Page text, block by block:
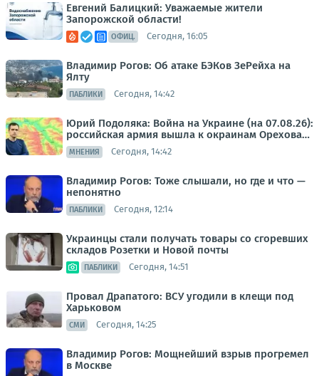
Евгений Балицкий: Уважаемые жители
Запорожской области!
ОФИЦ. Сегодня, 16:05
Владимир Рогов: Об атаке БЭКов ЗеРейха на
Ялту
ПАБЛИКИ Сегодня, 14:42
Юрий Подоляка: Война на Украине (на 07.08.26):
российская армия вышла к окраинам Орехова…
МНЕНИЯ Сегодня, 14:42
Владимир Рогов: Тоже слышали, но где и что —
непонятно
ПАБЛИКИ Сегодня, 12:14
Украинцы стали получать товары со сгоревших
складов Розетки и Новой почты
ПАБЛИКИ Сегодня, 14:51
Провал Драпатого: ВСУ угодили в клещи под
Харьковом
СМИ Сегодня, 14:25
Владимир Рогов: Мощнейший взрыв прогремел
в Москве